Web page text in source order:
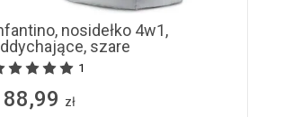
nosidełko 4w1,
szare
1
zł